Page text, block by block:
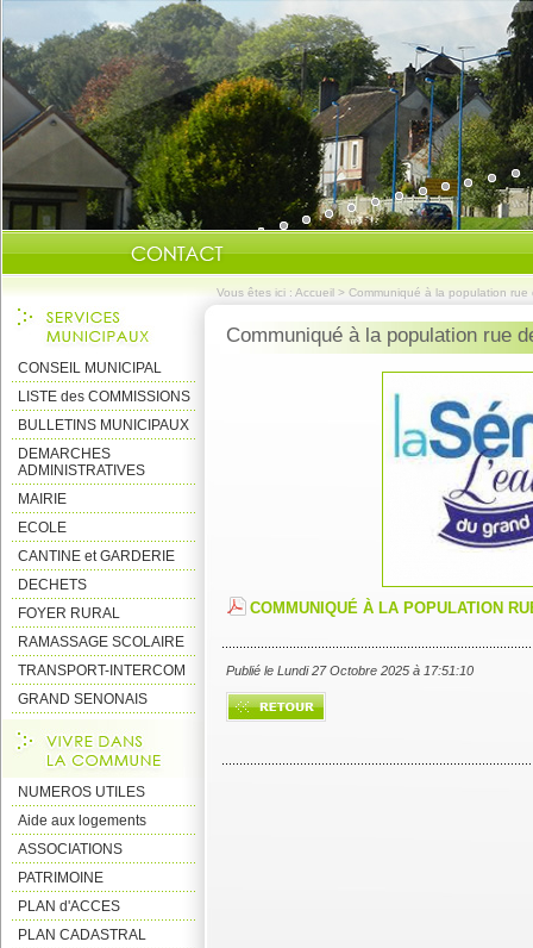
Vous êtes ici : Accueil > Communiqué à la population rue
CONSEIL MUNICIPAL
LISTE des COMMISSIONS
BULLETINS MUNICIPAUX
DEMARCHES
ADMINISTRATIVES
MAIRIE
ECOLE
CANTINE et GARDERIE
DECHETS
FOYER RURAL
RAMASSAGE SCOLAIRE
TRANSPORT-INTERCOM
GRAND SENONAIS
NUMEROS UTILES
Aide aux logements
ASSOCIATIONS
PATRIMOINE
PLAN d'ACCES
PLAN CADASTRAL
Communiqué à la population rue
COMMUNIQUÉ À LA POPULATION
Publié le Lundi 27 Octobre 2025 à 17:51:10